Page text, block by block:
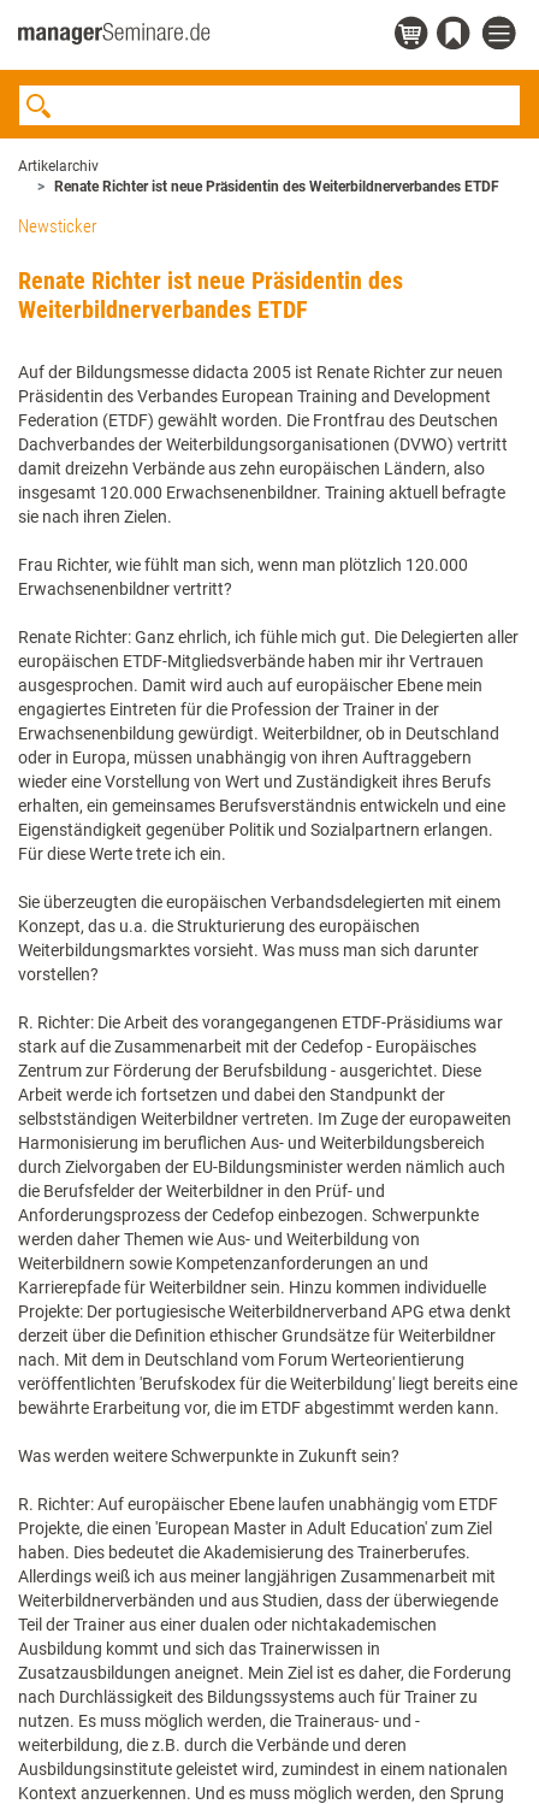
Artikelarchiv
Renate Richter ist neue Präsidentin des Weiterbildnerverbandes ETDF
Newsticker
Renate Richter ist neue Präsidentin des
Weiterbildnerverbandes ETDF
Auf der Bildungsmesse didacta 2005 ist Renate Richter zur neuen
Präsidentin des Verbandes European Training and Development
Federation (ETDF) gewählt worden. Die Frontfrau des Deutschen
Dachverbandes der Weiterbildungsorganisationen (DVWO) vertritt
damit dreizehn Verbände aus zehn europäischen Ländern, also
insgesamt 120.000 Erwachsenenbildner. Training aktuell befragte
sie nach ihren Zielen.
Frau Richter, wie fühlt man sich, wenn man plötzlich 120.000
Erwachsenenbildner vertritt?
Renate Richter: Ganz ehrlich, ich fühle mich gut. Die Delegierten aller
europäischen ETDF-Mitgliedsverbände haben mir ihr Vertrauen
ausgesprochen. Damit wird auch auf europäischer Ebene mein
engagiertes Eintreten für die Profession der Trainer in der
Erwachsenenbildung gewürdigt. Weiterbildner, ob in Deutschland
oder in Europa, müssen unabhängig von ihren Auftraggebern
wieder eine Vorstellung von Wert und Zuständigkeit ihres Berufs
erhalten, ein gemeinsames Berufsverständnis entwickeln und eine
Eigenständigkeit gegenüber Politik und Sozialpartnern erlangen.
Für diese Werte trete ich ein.
Sie überzeugten die europäischen Verbandsdelegierten mit einem
Konzept, das u.a. die Strukturierung des europäischen
Weiterbildungsmarktes vorsieht. Was muss man sich darunter
vorstellen?
R. Richter: Die Arbeit des vorangegangenen ETDF-Präsidiums war
stark auf die Zusammenarbeit mit der Cedefop - Europäisches
Zentrum zur Förderung der Berufsbildung - ausgerichtet. Diese
Arbeit werde ich fortsetzen und dabei den Standpunkt der
selbstständigen Weiterbildner vertreten. Im Zuge der europaweiten
Harmonisierung im beruflichen Aus- und Weiterbildungsbereich
durch Zielvorgaben der EU-Bildungsminister werden nämlich auch
die Berufsfelder der Weiterbildner in den Prüf- und
Anforderungsprozess der Cedefop einbezogen. Schwerpunkte
werden daher Themen wie Aus- und Weiterbildung von
Weiterbildnern sowie Kompetenzanforderungen an und
Karrierepfade für Weiterbildner sein. Hinzu kommen individuelle
Projekte: Der portugiesische Weiterbildnerverband APG etwa denkt
derzeit über die Definition ethischer Grundsätze für Weiterbildner
nach. Mit dem in Deutschland vom Forum Werteorientierung
veröffentlichten 'Berufskodex für die Weiterbildung' liegt bereits eine
bewährte Erarbeitung vor, die im ETDF abgestimmt werden kann.
Was werden weitere Schwerpunkte in Zukunft sein?
R. Richter: Auf europäischer Ebene laufen unabhängig vom ETDF
Projekte, die einen 'European Master in Adult Education' zum Ziel
haben. Dies bedeutet die Akademisierung des Trainerberufes.
Allerdings weiß ich aus meiner langjährigen Zusammenarbeit mit
Weiterbildnerverbänden und aus Studien, dass der überwiegende
Teil der Trainer aus einer dualen oder nichtakademischen
Ausbildung kommt und sich das Trainerwissen in
Zusatzausbildungen aneignet. Mein Ziel ist es daher, die Forderung
nach Durchlässigkeit des Bildungssystems auch für Trainer zu
nutzen. Es muss möglich werden, die Traineraus- und -
weiterbildung, die z.B. durch die Verbände und deren
Ausbildungsinstitute geleistet wird, zumindest in einem nationalen
Kontext anzuerkennen. Und es muss möglich werden, den Sprung